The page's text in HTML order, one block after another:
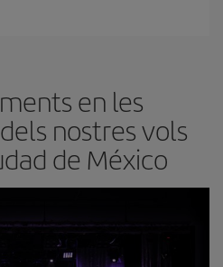
en les
nostres vols
de México